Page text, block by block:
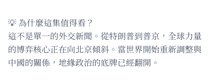
💡 為什麼這集值得看？
這不是單一的外交新聞。從特朗普到普京，全球力量
的博弈核心正在向北京傾斜。當世界開始重新調整與
中國的關係，地緣政治的底牌已經翻開。